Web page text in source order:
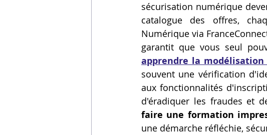
Creality Hi combo Artillery M1 Pro
Vidéos sur l'impression 3D, Artillery M1
Formation impresssion 3D formation
sécurisation numérique
catalogue des offres,
Numérique via
apprendre la
souvent une vérification
aux fonctionnalités
d'éradiquer les fraudes et
faire une formation
une démarche réfléchie,